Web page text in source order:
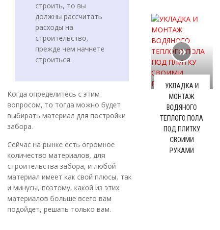
строить, то вы
должны рассчитать
расходы на
строительство,
прежде чем начнете
строиться.
Когда определитесь с этим
вопросом, то тогда можно будет
выбирать материал для постройки
забора.
Сейчас на рынке есть огромное
количество материалов, для
строительства забора, и любой
материал имеет как свой плюсы, так
и минусы, поэтому, какой из этих
материалов больше всего вам
подойдет, решать только вам.
УКЛАДКА И
МОНТАЖ
ВОДЯНОГО
ТЕПЛОГО ПОЛА
ПОД ПЛИТКУ
СВОИМИ
РУКАМИ